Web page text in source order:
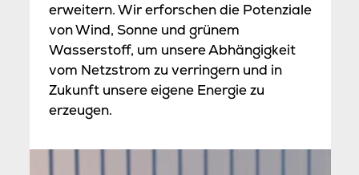
erweitern. Wir erforschen die Potenziale
von Wind, Sonne und grünem
Wasserstoff, um unsere Abhängigkeit
vom Netzstrom zu verringern und in
Zukunft unsere eigene Energie zu
erzeugen.